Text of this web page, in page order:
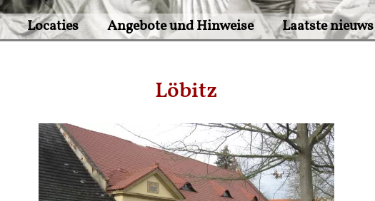
Locaties Angebote und Hinweise Laatste nieuws
Löbitz